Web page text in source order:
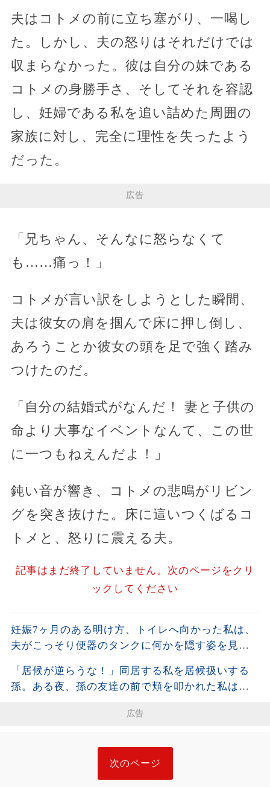
夫はコトメの前に立ち塞がり、一喝し
た。しかし、夫の怒りはそれだけでは
収まらなかった。彼は自分の妹である
コトメの身勝手さ、そしてそれを容認
し、妊婦である私を追い詰めた周囲の
家族に対し、完全に理性を失ったよう
だった。
広告
「兄ちゃん、そんなに怒らなくて
も……痛っ！」
コトメが言い訳をしようとした瞬間、
夫は彼女の肩を掴んで床に押し倒し、
あろうことか彼女の頭を足で強く踏み
つけたのだ。
「自分の結婚式がなんだ！ 妻と子供の
命より大事なイベントなんて、この世
に一つもねえんだよ！」
鈍い音が響き、コトメの悲鳴がリビン
グを突き抜けた。床に這いつくばるコ
トメと、怒りに震える夫。
記事はまだ終了していません。次のページをクリ
ックしてください
妊娠7ヶ月のある明け方、トイレへ向かった私は、
夫がこっそり便器のタンクに何かを隠す姿を見て
は声も出せず凍りついた――
「居候が逆らうな！」同居する私を居候扱いする
孫。ある夜、孫の友達の前で頬を叩かれた私は静
広告
次のページ